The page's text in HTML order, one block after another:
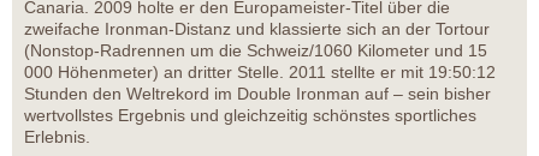
Canaria. 2009 holte er den Europameister-Titel über die
zweifache Ironman-Distanz und klassierte sich an der Tortour
(Nonstop-Radrennen um die Schweiz/1060 Kilometer und 15
000 Höhenmeter) an dritter Stelle. 2011 stellte er mit 19:50:12
Stunden den Weltrekord im Double Ironman auf – sein bisher
wertvollstes Ergebnis und gleichzeitig schönstes sportliches
Erlebnis.